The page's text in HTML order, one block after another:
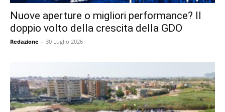
Nuove aperture o migliori performance? Il
doppio volto della crescita della GDO
Redazione - 30 Luglio 2026